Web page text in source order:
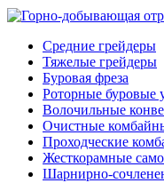
Средние грейдеры
Тяжелые грейдеры
Буровая фреза
Роторные буровые
Волочильные
Очистные
Проходческие
Жесткорамные
Шарнирно-